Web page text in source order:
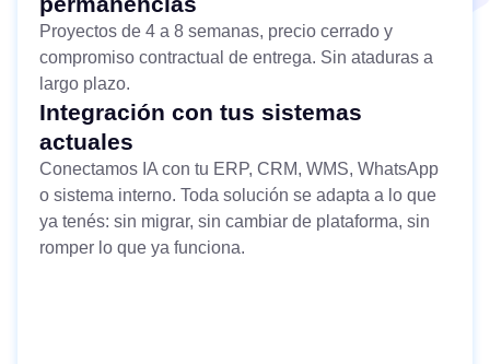
Proyectos de 4 a 8 semanas, precio cerrado y
compromiso contractual de entrega. Sin ataduras a
largo plazo.
Integración con tus sistemas
actuales
Conectamos IA con tu ERP, CRM, WMS, WhatsApp
o sistema interno. Toda solución se adapta a lo que
ya tenés: sin migrar, sin cambiar de plataforma, sin
romper lo que ya funciona.